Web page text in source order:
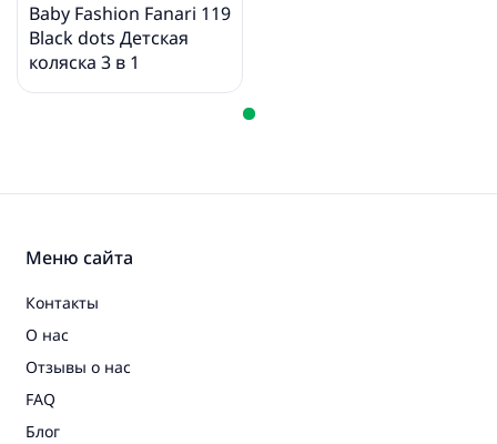
Baby Fashion Fanari 119
Black dots Детская
коляска 3 в 1
Меню сайта
Контакты
О нас
Отзывы о нас
FAQ
Блог